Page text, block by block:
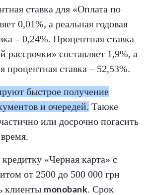
ставка для «Оплата по
0,01%, а реальная годовая
– 0,24%. Процентная ставка
рассрочки» составляет 1,9%, а
процентная ставка – 52,53%.
быстрое получение
и очередей. Также
или досрочно погасить
«Черная карта» с
от 2500 до 500 000 грн
клиенты monobank. Срок